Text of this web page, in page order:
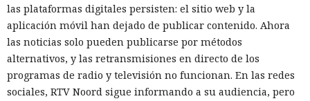
las plataformas digitales persisten: el sitio web y la
aplicación móvil han dejado de publicar contenido. Ahora
las noticias solo pueden publicarse por métodos
alternativos, y las retransmisiones en directo de los
programas de radio y televisión no funcionan. En las redes
sociales, RTV Noord sigue informando a su audiencia, pero